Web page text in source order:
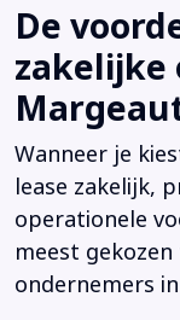
De
zakelijke
Wanneer je
lease zakelijk,
operationele
meest
ondernemers